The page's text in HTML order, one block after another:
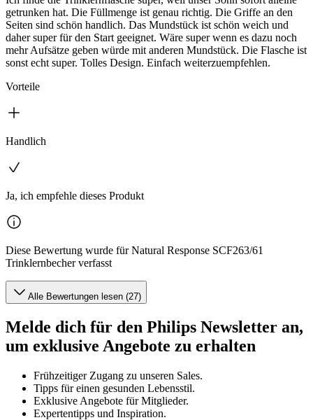
getrunken hat. Die Füllmenge ist genau richtig. Die Griffe an den
Seiten sind schön handlich. Das Mundstück ist schön weich und
daher super für den Start geeignet. Wäre super wenn es dazu noch
mehr Aufsätze geben würde mit anderen Mundstück. Die Flasche ist
sonst echt super. Tolles Design. Einfach weiterzuempfehlen.
Vorteile
Handlich
Ja, ich empfehle dieses Produkt
Diese Bewertung wurde für Natural Response SCF263/61
Trinklernbecher verfasst
Alle Bewertungen lesen (27)
Melde dich für den Philips Newsletter an,
um exklusive Angebote zu erhalten
Frühzeitiger Zugang zu unseren Sales.
Tipps für einen gesunden Lebensstil.
Exklusive Angebote für Mitglieder.
Expertentipps und Inspiration.